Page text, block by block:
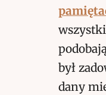
był
dany